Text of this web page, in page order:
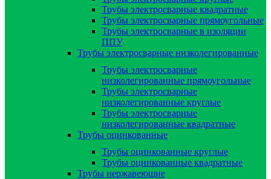
Трубы электросварные квадратные
Трубы электросварные прямоугольные
Трубы электросварные в изоляции
ППУ
Трубы электросварные низколегированные
Трубы электросварные
низколегированные прямоугольные
Трубы электросварные
низколегированные круглые
Трубы электросварные
низколегированные квадратные
Трубы оцинкованные
Трубы оцинкованные круглые
Трубы оцинкованные квадратные
Трубы нержавеющие